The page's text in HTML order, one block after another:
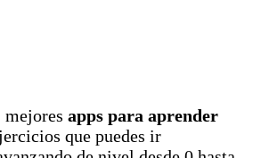
mejores apps para aprender
que puedes ir